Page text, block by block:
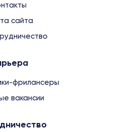
сайта
фрилансеры
вакансии